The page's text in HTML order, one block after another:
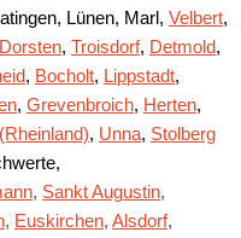
Lünen, Marl, Velbert,
Dorsten, Troisdorf, Detmold,
, Bocholt, Lippstadt,
, Grevenbroich, Herten,
, Unna, Stolberg
, Sankt Augustin,
, Euskirchen, Alsdorf,